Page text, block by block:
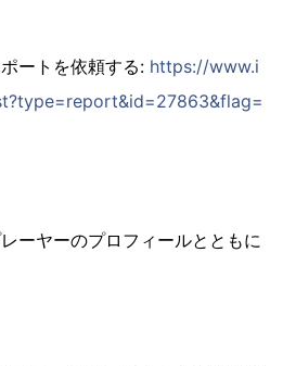
ートを依頼する: https://www.i
ーヤーのプロフィールとともに